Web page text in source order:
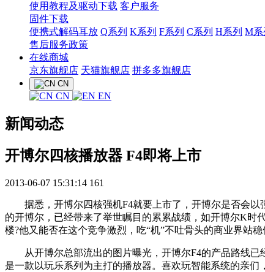
使用教程及驱动下载 客户服务
固件下载
便携式解码耳放 Q系列 K系列 F系列 C系列 H系列 M系
售后服务政策
在线商城
京东旗舰店 天猫旗舰店 拼多多旗舰店
CN
CN EN
新闻动态
开博尔四核播放器 F4即将上市
2013-06-07 15:31:14 161
据悉，开博尔四核强机F4就要上市了，开博尔是否会
的开博尔，已经带来了举世瞩目的累累战绩，如开博尔K时
楼?他又能否在这个竞争激烈，吃“机”不吐骨头的商业界站稳
从开博尔总部流出的图片曝光，开博尔F4的产品路线
是一款以玩乐系列为主打的播放器。喜欢玩智能系统的亲